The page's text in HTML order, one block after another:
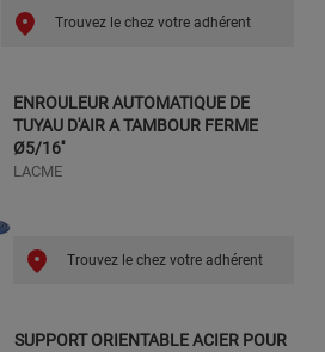
Trouvez le chez votre adhérent
ENROULEUR AUTOMATIQUE DE
TUYAU D'AIR A TAMBOUR FERME
Ø5/16''
LACME
Trouvez le chez votre adhérent
SUPPORT ORIENTABLE ACIER POUR